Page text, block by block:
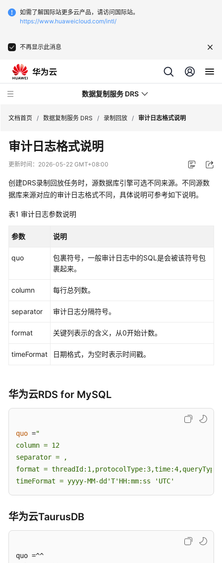
如需了解国际站更多云产品，请访问国际站。
https://www.huaweicloud.com/intl/
不再显示此消息
数据复制服务 DRS
最
新
态
品
绍
计
明
快
入
指
工
作
实
时
步
文档首页 / 数据复制服务 DRS / 录制回放 / 审计日志格式说明
审计日志格式说明
更新时间： 2026-05-22 GMT+08:00
创建DRS录制回放任务时，源数据库引擎可选不同来源。不同源数
据库来源对应的审计日志格式不同，具体说明可参考如下说明。
表1 审计日志参数说明
参数 说明
quo
包裹符号，一般审计日志中的SQL是会被该符号包
裹起来。
column 每行总列数。
separator 审计日志分隔符号。
format 关键列表示的含义，从0开始计数。
timeFormat 日期格式，为空时表示时间戳。
华为云RDS for MySQL
quo ="
column = 12
separator = ,
format =
timeFormat = yyyy-MM-dd'T'HH:mm:ss 'UTC'
华为云TaurusDB
quo =^^